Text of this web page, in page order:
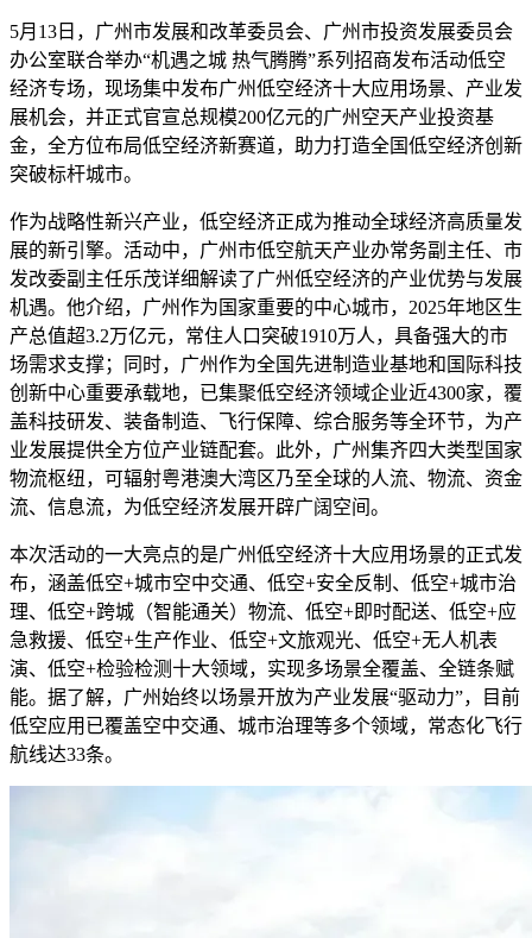
5月13日，广州市发展和改革委员会、广州市投资发展委员会
办公室联合举办“机遇之城 热气腾腾”系列招商发布活动低空
经济专场，现场集中发布广州低空经济十大应用场景、产业发
展机会，并正式官宣总规模200亿元的广州空天产业投资基
金，全方位布局低空经济新赛道，助力打造全国低空经济创新
突破标杆城市。
作为战略性新兴产业，低空经济正成为推动全球经济高质量发
展的新引擎。活动中，广州市低空航天产业办常务副主任、市
发改委副主任乐茂详细解读了广州低空经济的产业优势与发展
机遇。他介绍，广州作为国家重要的中心城市，2025年地区生
产总值超3.2万亿元，常住人口突破1910万人，具备强大的市
场需求支撑；同时，广州作为全国先进制造业基地和国际科技
创新中心重要承载地，已集聚低空经济领域企业近4300家，覆
盖科技研发、装备制造、飞行保障、综合服务等全环节，为产
业发展提供全方位产业链配套。此外，广州集齐四大类型国家
物流枢纽，可辐射粤港澳大湾区乃至全球的人流、物流、资金
流、信息流，为低空经济发展开辟广阔空间。
本次活动的一大亮点的是广州低空经济十大应用场景的正式发
布，涵盖低空+城市空中交通、低空+安全反制、低空+城市治
理、低空+跨城（智能通关）物流、低空+即时配送、低空+应
急救援、低空+生产作业、低空+文旅观光、低空+无人机表
演、低空+检验检测十大领域，实现多场景全覆盖、全链条赋
能。据了解，广州始终以场景开放为产业发展“驱动力”，目前
低空应用已覆盖空中交通、城市治理等多个领域，常态化飞行
航线达33条。